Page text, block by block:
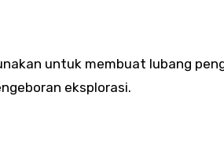
untuk membuat lubang
eksplorasi.